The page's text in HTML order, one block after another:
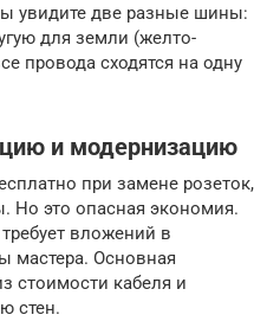
увидите две разные шины:
для земли (желто-
провода сходятся на одну
и модернизацию
при замене розеток,
Но это опасная экономия.
вложений в
мастера. Основная
стоимости кабеля и
стен.